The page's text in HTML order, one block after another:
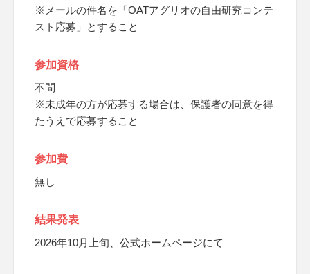
※メールの件名を「OATアグリオの自由研究コンテ
スト応募」とすること
参加資格
不問
※未成年の方が応募する場合は、保護者の同意を得
たうえで応募すること
参加費
無し
結果発表
2026年10月上旬、公式ホームページにて